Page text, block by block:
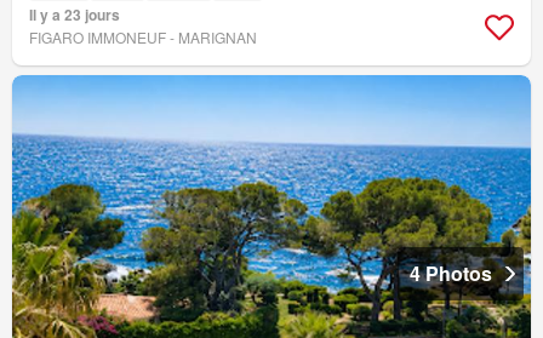
Il y a 23 jours
FIGARO IMMONEUF - MARIGNAN
4 Photos